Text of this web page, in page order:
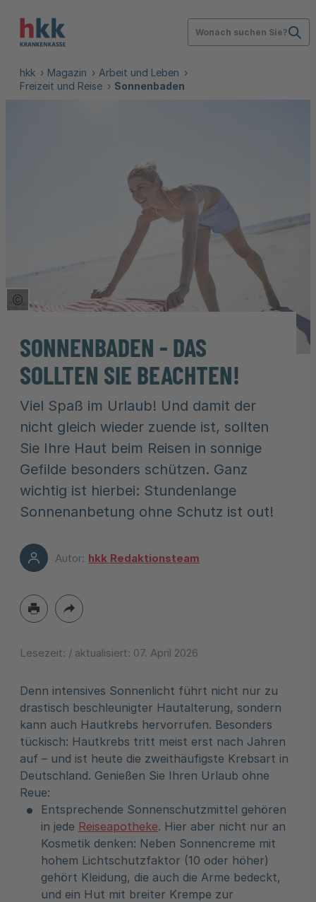
Wonach suchen Sie?
hkk Magazin
Arbeit und Leben
Freizeit und Reise
Sonnenbaden
Copyright Tooltip öffnen
SONNENBADEN - DAS
SOLLTEN SIE BEACHTEN!
Viel Spaß im Urlaub! Und damit der
nicht gleich wieder zuende ist, sollten
Sie Ihre Haut beim Reisen in sonnige
Gefilde besonders schützen. Ganz
wichtig ist hierbei: Stundenlange
Sonnenanbetung ohne Schutz ist out!
Autor: hkk Redaktionsteam
Lesezeit: / aktualisiert: 07. April 2026
Denn intensives Sonnenlicht führt nicht nur zu
drastisch beschleunigter Hautalterung, sondern
kann auch Hautkrebs hervorrufen. Besonders
tückisch: Hautkrebs tritt meist erst nach Jahren
auf – und ist heute die zweithäufigste Krebsart in
Deutschland. Genießen Sie Ihren Urlaub ohne
Reue:
Entsprechende Sonnenschutzmittel gehören
in jede Reiseapotheke. Hier aber nicht nur an
Kosmetik denken: Neben Sonnencreme mit
hohem Lichtschutzfaktor (10 oder höher)
gehört Kleidung, die auch die Arme bedeckt,
und ein Hut mit breiter Krempe zur